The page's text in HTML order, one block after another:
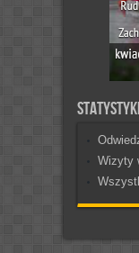
Statystyki
Wizyty